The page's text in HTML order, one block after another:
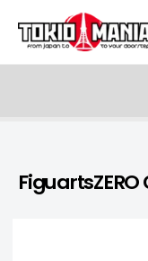
Skip to content